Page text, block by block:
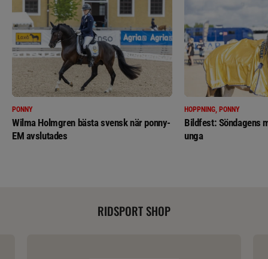
PONNY
Wilma Holmgren bästa svensk när ponny-
EM avslutades
HOPPNING, PONNY
Bildfest: Söndagens
unga
RIDSPORT SHOP